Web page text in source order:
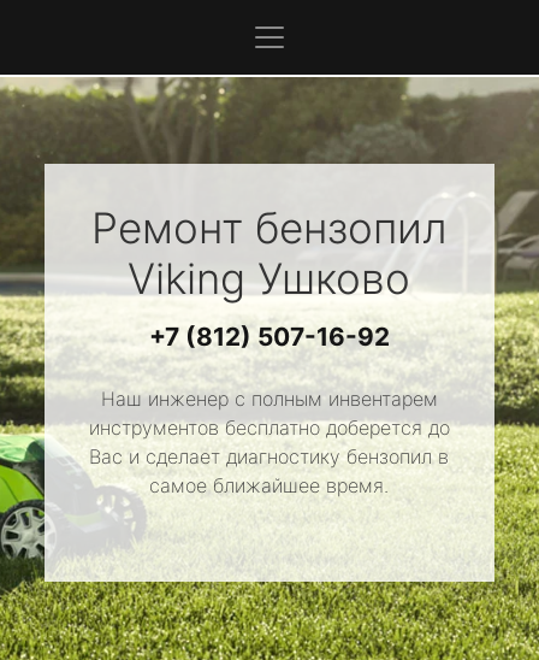
Ремонт бензопил
VikingУшково
+7 (812) 507-16-92
Наш инженер с полным инвентарем
инструментов бесплатно доберется до
Вас и сделает диагностику бензопил в
самое ближайшее время.